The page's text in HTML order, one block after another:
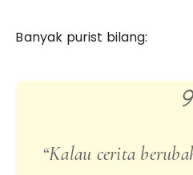
Banyak purist bilang:
“Kalau cerita